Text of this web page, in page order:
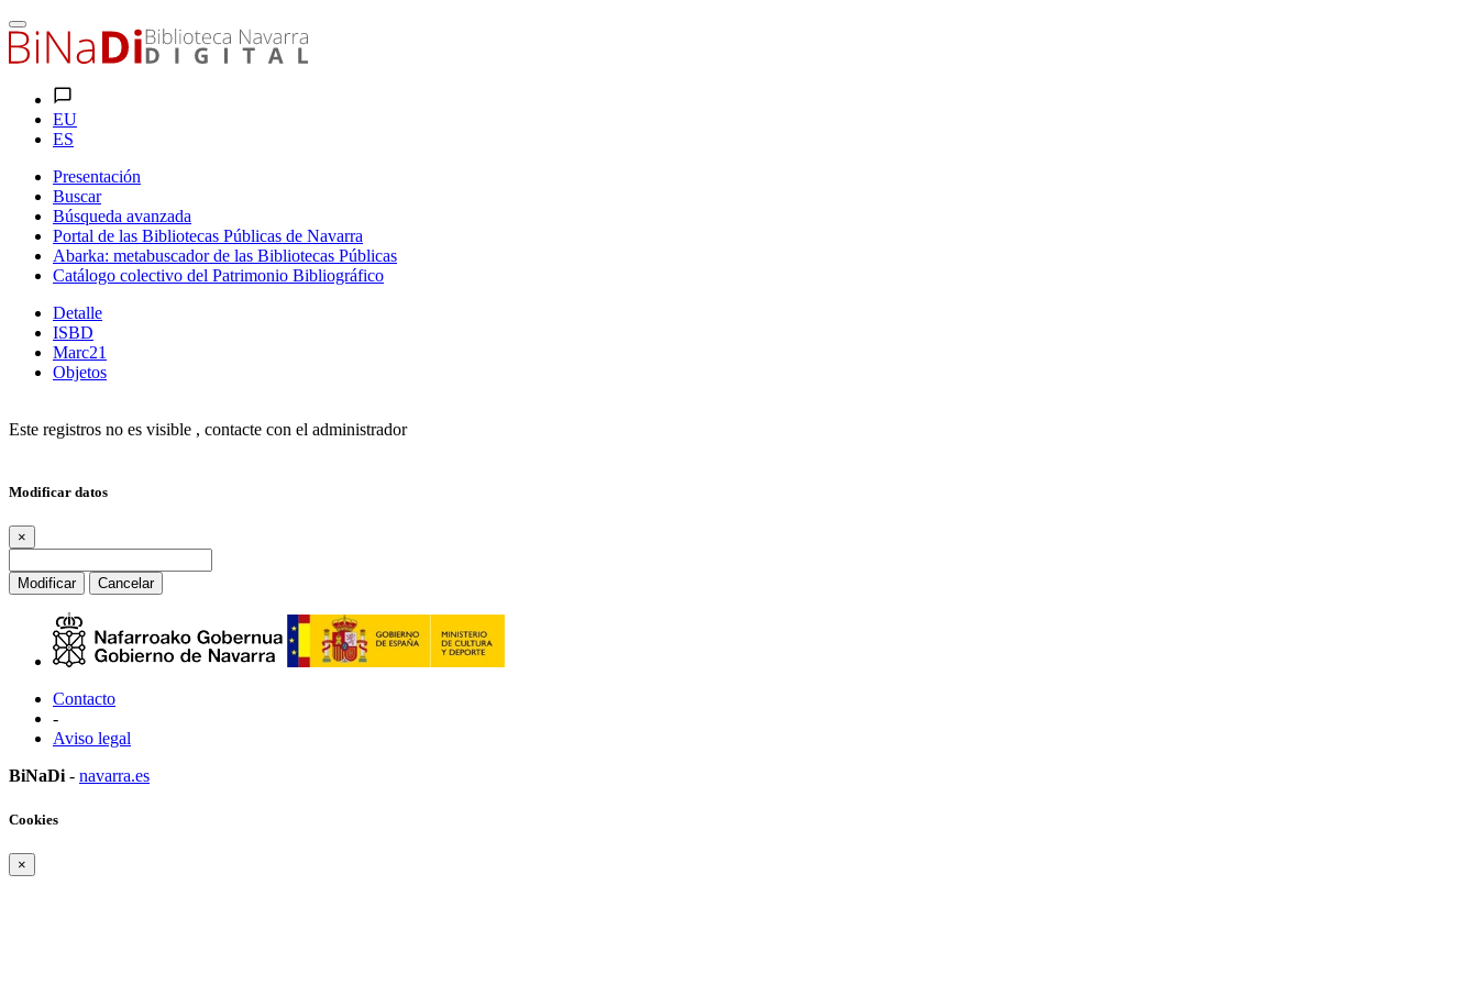
EU
ES
Presentación
Buscar
Búsqueda avanzada
Portal de las Bibliotecas Públicas de Navarra
Abarka: metabuscador de las Bibliotecas Públicas
Catálogo colectivo del Patrimonio Bibliográfico
Detalle
ISBD
Marc21
Objetos
Este registros no es visible , contacte con el administrador
Modificar datos
×
Modificar Cancelar
Contacto
-
Aviso legal
BiNaDi - navarra.es
Cookies
×